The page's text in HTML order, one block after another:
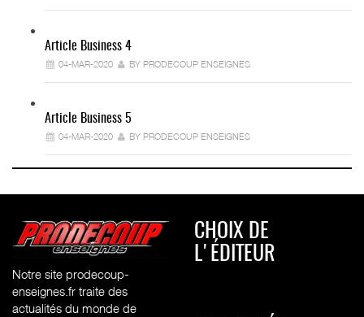
Article Business 4
04-MAR-2020 BY PRODECOUP ENSEIGNES
Article Business 5
04-MAR-2020 BY PRODECOUP ENSEIGNES
Notre site prodecoup-
enseignes.fr traite des
actualités du monde de
CHOIX DE
L'ÉDITEUR